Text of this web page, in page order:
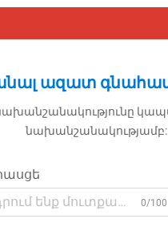
ազատ
նախանշանակությամբ:
0/100